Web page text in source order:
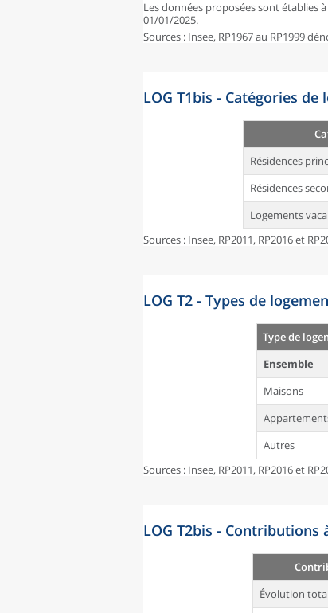
Les données proposées sont établies
01/01/2025.
Sources : Insee, RP1967 au RP1999
LOG T1bis - Catégories de
Résidences
Résidences
Logements
Sources : Insee, RP2011, RP2016 et
LOG T2 - Types de
Type de
Ensemble
Maisons
Autres
Sources : Insee, RP2011, RP2016 et
LOG T2bis -
Évolution